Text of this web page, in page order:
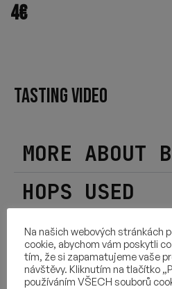
4€
MORE ABOUT
HOPS USED
INGREDIENTS
OTHER
TASTING VIDEO
Na našich webových stránkách
cookie, abychom vám poskytli
tím, že si zapamatujeme vaše
návštěvy. Kliknutím na tlačítko
používáním VŠECH souborů